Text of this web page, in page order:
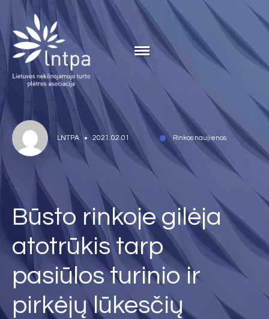
LNTPA 2021.02.01 Rinkos naujienos
Būsto rinkoje gilėja
atotrūkis tarp
pasiūlos turinio ir
pirkėjų lūkesčių